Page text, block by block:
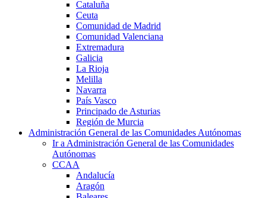
Cataluña
Ceuta
Comunidad de Madrid
Comunidad Valenciana
Extremadura
Galicia
La Rioja
Melilla
Navarra
País Vasco
Principado de Asturias
Región de Murcia
Administración General de las Comunidades Autónomas
Ir a Administración General de las Comunidades
Autónomas
CCAA
Andalucía
Aragón